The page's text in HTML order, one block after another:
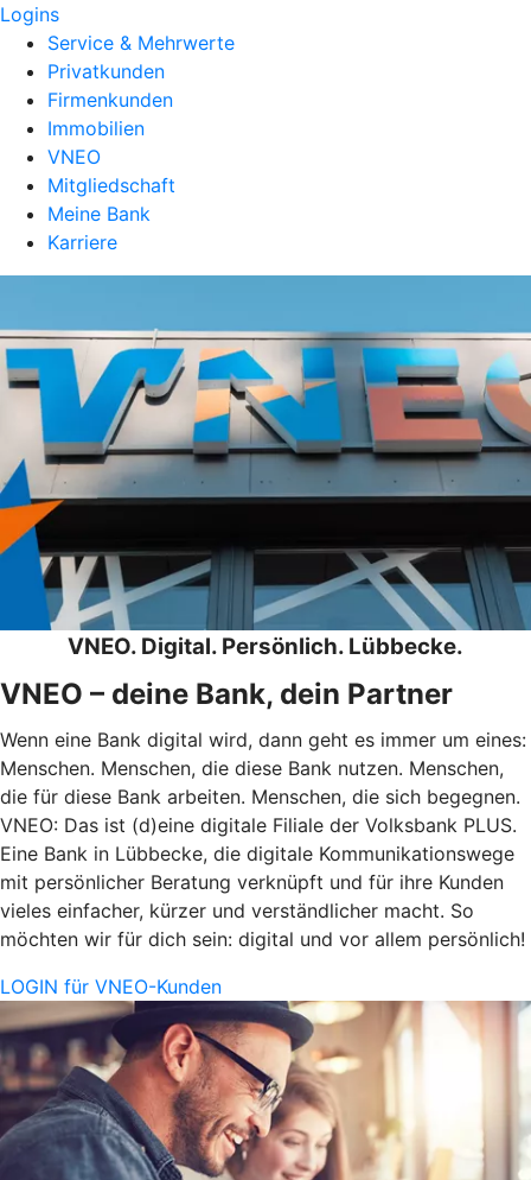
Logins
Service & Mehrwerte
Privatkunden
Firmenkunden
Immobilien
VNEO
Mitgliedschaft
Meine Bank
Karriere
VNEO. Digital. Persönlich. Lübbecke.
VNEO – deine Bank, dein Partner
Wenn eine Bank digital wird, dann geht es immer um eines:
Menschen. Menschen, die diese Bank nutzen. Menschen,
die für diese Bank arbeiten. Menschen, die sich begegnen.
VNEO: Das ist (d)eine digitale Filiale der Volksbank PLUS.
Eine Bank in Lübbecke, die digitale Kommunikationswege
mit persönlicher Beratung verknüpft und für ihre Kunden
vieles einfacher, kürzer und verständlicher macht. So
möchten wir für dich sein: digital und vor allem persönlich!
LOGIN für VNEO-Kunden